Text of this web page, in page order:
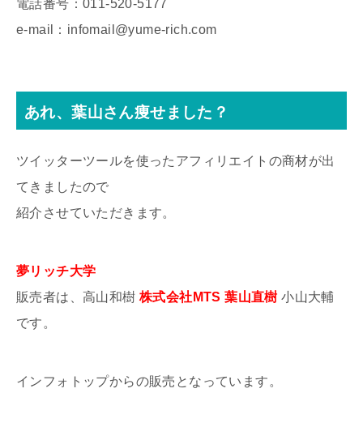
電話番号：011-520-5177
e-mail：infomail@yume-rich.com
あれ、葉山さん痩せました？
ツイッターツールを使った アフィリエイトの商材が出
てきましたので
紹介させていただきます。
夢リッチ大学
販売者は、高山和樹 株式会社MTS 葉山直樹 小山大輔
です。
インフォトップからの販売となっています。